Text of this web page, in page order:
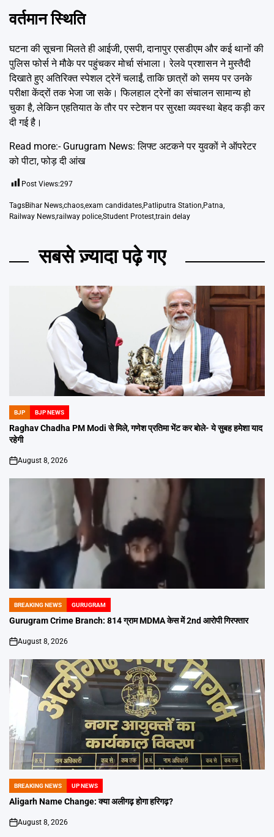
वर्तमान स्थिति
घटना की सूचना मिलते ही आईजी, एसपी, दानापुर एसडीएम और कई थानों की
पुलिस फोर्स ने मौके पर पहुंचकर मोर्चा संभाला। रेलवे प्रशासन ने मुस्तैदी
दिखाते हुए अतिरिक्त स्पेशल ट्रेनें चलाईं, ताकि छात्रों को समय पर उनके
परीक्षा केंद्रों तक भेजा जा सके। फिलहाल ट्रेनों का संचालन सामान्य हो
चुका है, लेकिन एहतियात के तौर पर स्टेशन पर सुरक्षा व्यवस्था बेहद कड़ी कर
दी गई है।
Read more:- Gurugram News: लिफ्ट अटकने पर युवकों ने ऑपरेटर
को पीटा, फोड़ दी आंख
Post Views:297
TagsBihar News,chaos,exam candidates,Patliputra Station,Patna,
Railway News,railway police,Student Protest,train delay
सबसे ज़्यादा पढ़े गए
POSTED
IN
BJP BJP NEWS
Raghav Chadha PM Modi से मिले, गणेश प्रतिमा भेंट कर बोले- ये सुबह हमेशा याद
रहेगी
on
August 8, 2026
POSTED
IN
BREAKING NEWS GURUGRAM
Gurugram Crime Branch: 814 ग्राम MDMA केस में 2nd आरोपी गिरफ्तार
on
August 8, 2026
POSTED
IN
BREAKING NEWS UP NEWS
Aligarh Name Change: क्या अलीगढ़ होगा हरिगढ़?
on
August 8, 2026